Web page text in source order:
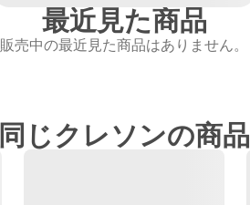
最近見た商品
販売中の最近見た商品はありません。
同じクレソンの商品